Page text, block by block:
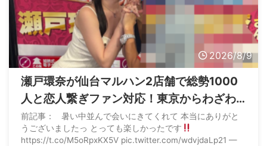
2026/8/9
瀬戸環奈が仙台マルハン2店舗で総勢1000
人と恋人繋ぎファン対応！東京からわざわ
ざ参戦する猛者もいた模様
前記事： 暑い中並んで会いにきてくれて 本当にありがと
うございましたっ とっても楽しかったです
https://t.co/M5oRpxKX5V pic.twitter.com/wdvjdaLp21 —